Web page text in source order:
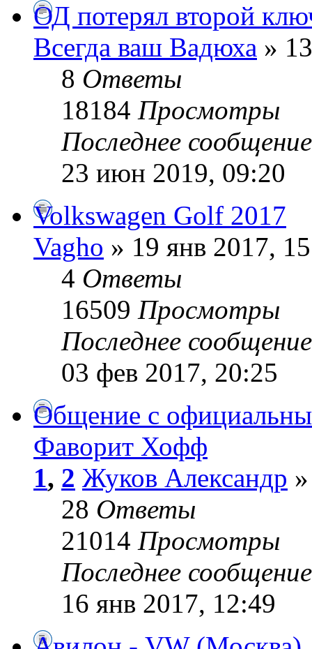
ОД потерял второй
Всегда ваш Вадюха »
8 Ответы
18184 Просмотры
Последнее
23 июн 2019, 09:20
Volkswagen Golf 2017
Vagho » 19 янв 2017,
4 Ответы
16509 Просмотры
Последнее
03 фев 2017, 20:25
Общение с
Фаворит Хофф
1, 2 Жуков Александр
28 Ответы
21014 Просмотры
Последнее
16 янв 2017, 12:49